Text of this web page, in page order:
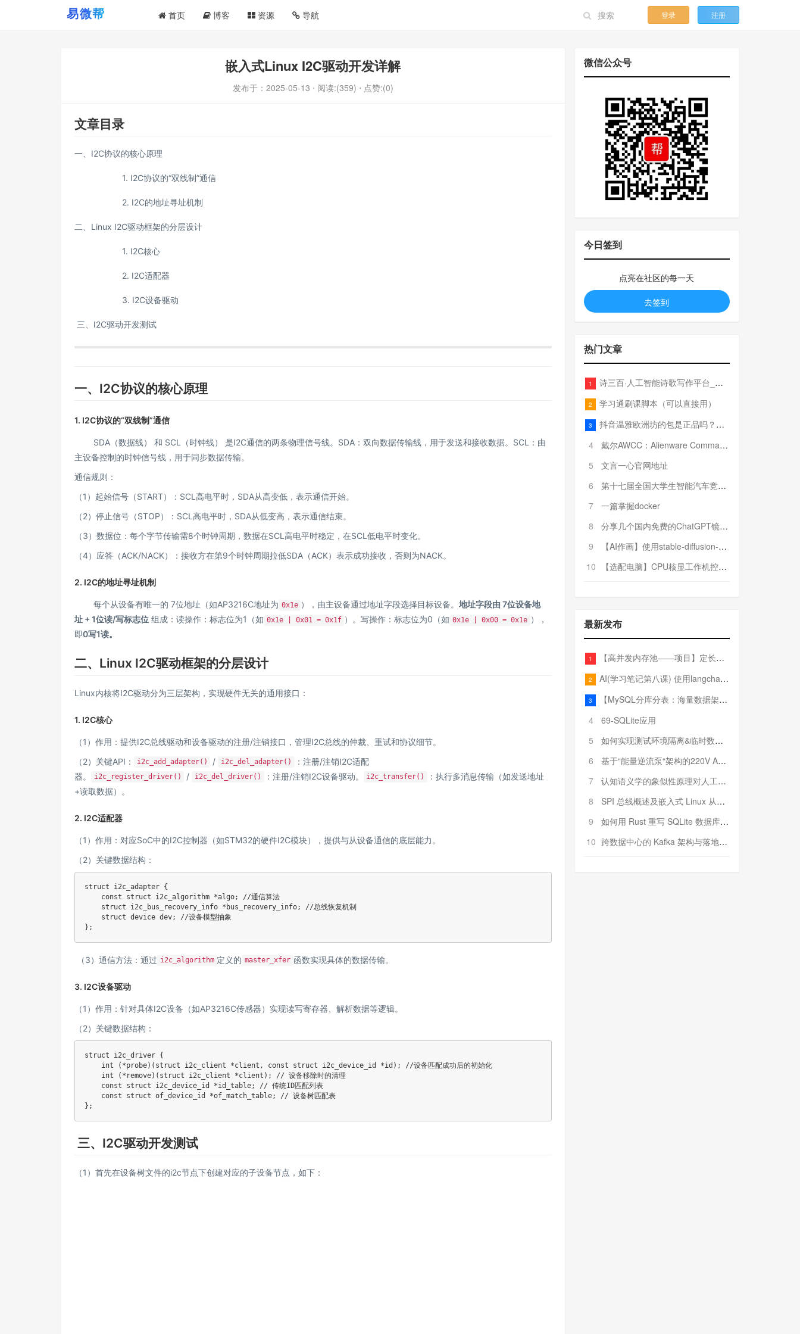
首页 博客 资源 导航 登录 注册
嵌入式Linux I2C驱动开发详解
发布于： 2025-05-13 ⋅ 阅读:(359) ⋅ 点赞:(0)
文章目录
一、I2C协议的核心原理
1. I2C协议的“双线制”通信
2. I2C的地址寻址机制
二、Linux I2C驱动框架的分层设计
1. I2C核心
2. I2C适配器
3. I2C设备驱动
三、I2C驱动开发测试
一、I2C协议的核心原理
1. I2C协议的“双线制”通信
SDA（数据线） 和 SCL（时钟线） 是I2C通信的两条物理信号线。SDA：双向数据传输线，用于发送和接收数据。SCL：由
主设备控制的时钟信号线，用于同步数据传输。
通信规则：
（1）起始信号（START）：SCL高电平时，SDA从高变低，表示通信开始。
（2）停止信号（STOP）：SCL高电平时，SDA从低变高，表示通信结束。
（3）数据位：每个字节传输需8个时钟周期，数据在SCL高电平时稳定，在SCL低电平时变化。
（4）应答（ACK/NACK）：接收方在第9个时钟周期拉低SDA（ACK）表示成功接收，否则为NACK。
2. I2C的地址寻址机制
每个从设备有唯一的 7位地址（如AP3216C地址为 0x1e ），由主设备通过地址字段选择目标设备。地址字段由 7位设备地
址 + 1位读/写标志位 组成：读操作：标志位为1（如 0x1e | 0x01 = 0x1f ）。写操作：标志位为0（如 0x1e | 0x00 = 0x1e ），
即0写1读。
二、Linux I2C驱动框架的分层设计
Linux内核将I2C驱动分为三层架构，实现硬件无关的通用接口：
1. I2C核心
（1）作用：提供I2C总线驱动和设备驱动的注册/注销接口，管理I2C总线的仲裁、重试和协议细节。
（2）关键API：
i2c_add_adapter() / i2c_del_adapter()
：注册/注销I2C适配
器。
i2c_register_driver() / i2c_del_driver() ：注册/注销I2C设备驱动。 i2c_transfer()
：执行多消息传输（如发送地址
+读取数据）。
2. I2C适配器
（1）作用：对应SoC中的I2C控制器（如STM32的硬件I2C模块），提供与从设备通信的底层能力。
（2）关键数据结构：
struct i2c_adapter {
    const struct i2c_algorithm *algo; //通信算法
    struct i2c_bus_recovery_info *bus_recovery_info; //总线恢复机制
    struct device dev; //设备模型抽象
};
（3）通信方法：通过 i2c_algorithm 定义的 master_xfer 函数实现具体的数据传输。
3. I2C设备驱动
（1）作用：针对具体I2C设备（如AP3216C传感器）实现读写寄存器、解析数据等逻辑。
（2）关键数据结构：
struct i2c_driver {
    int (*probe)(struct i2c_client *client, const struct i2c_device_id *id); //设备匹配成功后的初始化
    int (*remove)(struct i2c_client *client); // 设备移除时的清理
    const struct i2c_device_id *id_table; // 传统ID匹配列表
    const struct of_device_id *of_match_table; // 设备树匹配表
};
三、I2C驱动开发测试
（1）首先在设备树文件的i2c节点下创建对应的子设备节点，如下：
微信公众号
今日签到
点亮在社区的每一天
去签到
热门文章
1 诗三百·人工智能诗歌写作平台_在线作诗机_藏头诗生成器_电脑对联_姓名作诗
2 学习通刷课脚本（可以直接用）
3
抖音温雅欧洲坊的包是正品吗？温雅卖的包为啥那么便宜？
4
戴尔AWCC：Alienware Command Center 故障排除方法，里面附有超全详解呦，快来快来，欢迎观看~
5
文言一心官网地址
6
第十七届全国大学生智能汽车竞赛全国总决赛参赛队伍奖项公告
7
一篇掌握docker
8
分享几个国内免费的ChatGPT镜像网址(亲测有效-4月25日更新)
9
【AI作画】使用stable-diffusion-webui搭建AI作画平台
10
【选配电脑】CPU核显工作机控制预算5000
最新发布
1 【高并发内存池——项目】定长内存池——开胃小菜
2 AI(学习笔记第八课) 使用langchain的embedding models
3
【MySQL分库分表：海量数据架构的终极解决方案】
4
69-SQLite应用
5
如何实现测试环境隔离&临时数据库（pytest+SQLite）
6
基于“能量逆流泵“架构的220V AC至20V DC 300W高效电源设计
7
认知语义学的象似性原理对人工智能自然语言处理深层语义分析的影响与启示
8
SPI 总线概述及嵌入式 Linux 从属 SPI 设备驱动程序开发（第二部分，实践）
9
如何用 Rust 重写 SQLite 数据库（二）:是否有市场空间？
10 跨数据中心的 Kafka 架构与落地实战